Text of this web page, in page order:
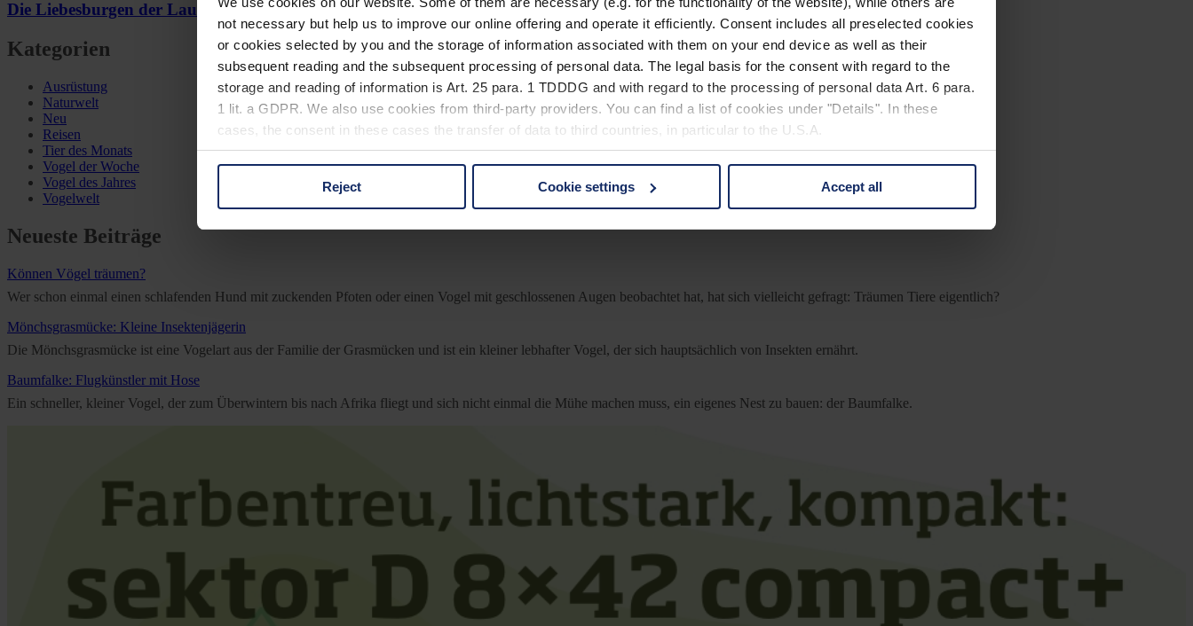
not necessary but help us to improve our online offering and operate it efficiently. Consent includes all preselected cookies
or cookies selected by you and the storage of information associated with them on your end device as well as their
subsequent reading and the subsequent processing of personal data. The legal basis for the consent with regard to the
storage and reading of information is Art. 25 para. 1 TDDDG and with regard to the processing of personal data Art. 6 para.
1 lit. a GDPR. We also use cookies from third-party providers. You can find a list of cookies under "Details". In these
cases, the consent in these cases the transfer of data to third countries, in particular to the U.S.A.
You can consent to the use of non-essential cookies by clicking on the "Accept all" button or change your mind by clicking
Reject Cookie settings Accept all
Die Liebesburgen der Laubenvögel
Kategorien
Ausrüstung
Naturwelt
Neu
Reisen
Tier des Monats
Vogel der Woche
Vogel des Jahres
Vogelwelt
Neueste Beiträge
Können Vögel träumen?
Wer schon einmal einen schlafenden Hund mit zuckenden Pfoten oder einen Vogel mit geschlossenen Augen beobachtet hat, hat sich vielleicht gefragt: Träumen Tiere eigentlich?
Mönchsgrasmücke: Kleine Insektenjägerin
Die Mönchsgrasmücke ist eine Vogelart aus der Familie der Grasmücken und ist ein kleiner lebhafter Vogel, der sich hauptsächlich von Insekten ernährt.
Baumfalke: Flugkünstler mit Hose
Ein schneller, kleiner Vogel, der zum Überwintern bis nach Afrika fliegt und sich nicht einmal die Mühe machen muss, ein eigenes Nest zu bauen: der Baumfalke.